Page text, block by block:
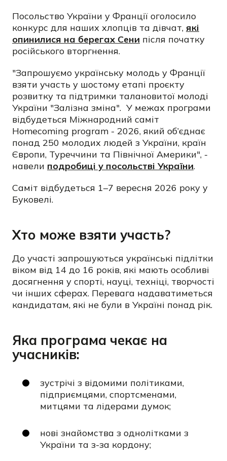
Посольство України у Франції оголосило
конкурс для наших хлопців та дівчат, які
опинилися на берегах Сени після початку
російського вторгнення.
"Запрошуємо українську молодь у Франції
взяти участь у шостому етапі проєкту
розвитку та підтримки талановитої молоді
України "Залізна зміна". У межах програми
відбудеться Міжнародний саміт
Homecoming program - 2026, який об’єднає
понад 250 молодих людей з України, країн
Європи, Туреччини та Північної Америки", -
навели подробиці у посольстві України.
Саміт відбудеться 1–7 вересня 2026 року у
Буковелі.
Хто може взяти участь?
До участі запрошуються українські підлітки
віком від 14 до 16 років, які мають особливі
досягнення у спорті, науці, техніці, творчості
чи інших сферах. Перевага надаватиметься
кандидатам, які не були в Україні понад рік.
Яка програма чекає на
учасників:
зустрічі з відомими політиками,
підприємцями, спортсменами,
митцями та лідерами думок;
нові знайомства з однолітками з
України та з-за кордону;